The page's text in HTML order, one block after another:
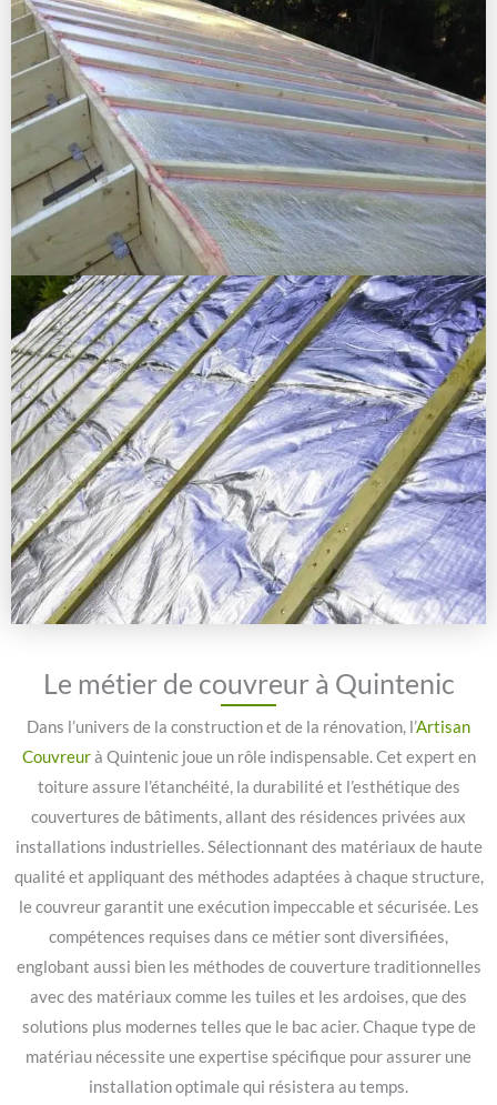
Le métier de couvreur à Quintenic
Dans l’univers de la construction et de la rénovation, l’Artisan
Couvreurà Quintenic joue un rôle indispensable. Cet expert en
toiture assure l’étanchéité, la durabilité et l’esthétique des
couvertures de bâtiments, allant des résidences privées aux
installations industrielles. Sélectionnant des matériaux de haute
qualité et appliquant des méthodes adaptées à chaque structure,
le couvreur garantit une exécution impeccable et sécurisée. Les
compétences requises dans ce métier sont diversifiées,
englobant aussi bien les méthodes de couverture traditionnelles
avec des matériaux comme les tuiles et les ardoises, que des
solutions plus modernes telles que le bac acier. Chaque type de
matériau nécessite une expertise spécifique pour assurer une
installation optimale qui résistera au temps.